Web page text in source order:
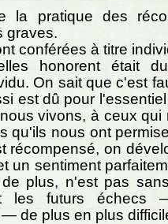
la pratique des
graves.
conférées à titre
honorent était
On sait que c'est
est dû pour
vivons, à ceux qui
qu'ils nous ont
récompensé, on
un sentiment
plus, n'est pas
les futurs échecs
de plus en plus